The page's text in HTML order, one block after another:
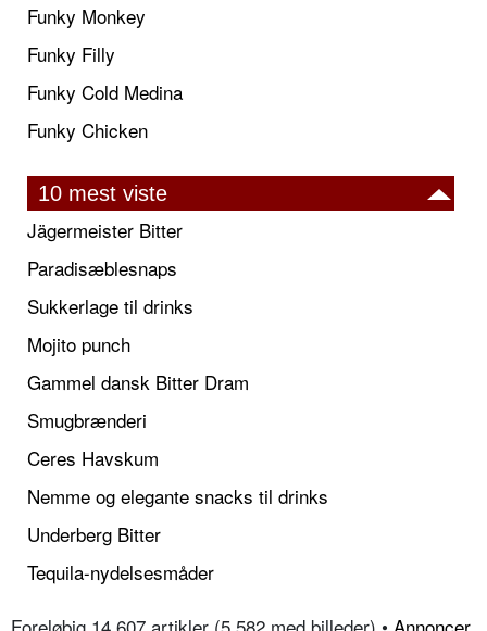
Funky Monkey
Funky Filly
Funky Cold Medina
Funky Chicken
10 mest viste
Jägermeister Bitter
Paradisæblesnaps
Sukkerlage til drinks
Mojito punch
Gammel dansk Bitter Dram
Smugbrænderi
Ceres Havskum
Nemme og elegante snacks til drinks
Underberg Bitter
Tequila-nydelsesmåder